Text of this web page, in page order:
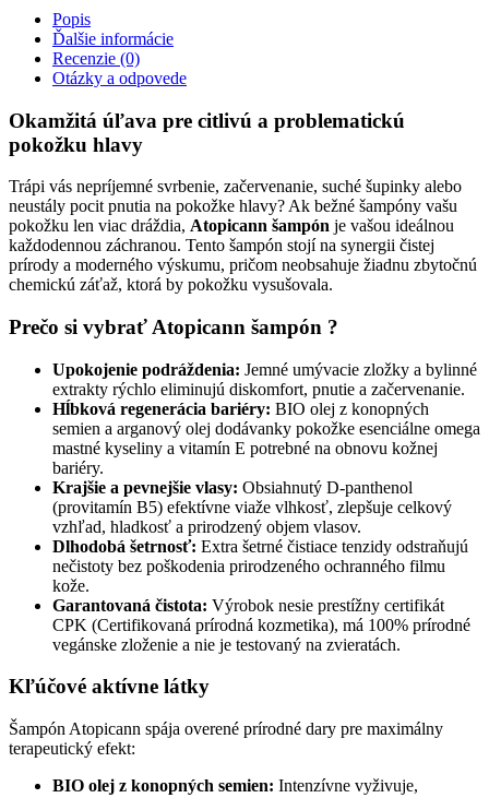
Popis
Ďalšie informácie
Recenzie (0)
Otázky a odpovede
Okamžitá úľava pre citlivú a problematickú
pokožku hlavy
Trápi vás nepríjemné svrbenie, začervenanie, suché šupinky alebo
neustály pocit pnutia na pokožke hlavy? Ak bežné šampóny vašu
pokožku len viac dráždia, Atopicann šampón je vašou ideálnou
každodennou záchranou. Tento šampón stojí na synergii čistej
prírody a moderného výskumu, pričom neobsahuje žiadnu zbytočnú
chemickú záťaž, ktorá by pokožku vysušovala.
Prečo si vybrať Atopicann šampón ?
Upokojenie podráždenia: Jemné umývacie zložky a bylinné
extrakty rýchlo eliminujú diskomfort, pnutie a začervenanie.
Hĺbková regenerácia bariéry: BIO olej z konopných
semien a arganový olej dodávanky pokožke esenciálne omega
mastné kyseliny a vitamín E potrebné na obnovu kožnej
bariéry.
Krajšie a pevnejšie vlasy: Obsiahnutý D-panthenol
(provitamín B5) efektívne viaže vlhkosť, zlepšuje celkový
vzhľad, hladkosť a prirodzený objem vlasov.
Dlhodobá šetrnosť: Extra šetrné čistiace tenzidy odstraňujú
nečistoty bez poškodenia prirodzeného ochranného filmu
kože.
Garantovaná čistota: Výrobok nesie prestížny certifikát
CPK (Certifikovaná prírodná kozmetika), má 100% prírodné
vegánske zloženie a nie je testovaný na zvieratách.
Kľúčové aktívne látky
Šampón Atopicann spája overené prírodné dary pre maximálny
terapeutický efekt:
BIO olej z konopných semien: Intenzívne vyživuje,